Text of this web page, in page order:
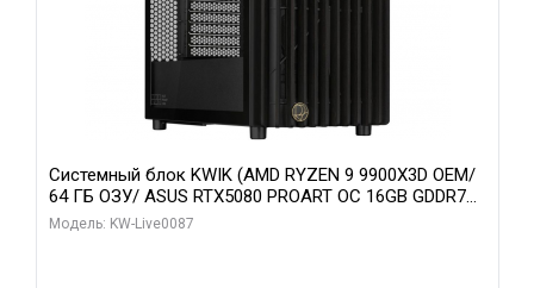
Системный блок KWIK (AMD RYZEN 9 9900X3D OEM/
64 ГБ ОЗУ/ ASUS RTX5080 PROART OC 16GB GDDR7
256bit Type-C DP 2/ 1 ТБ SSD)
Модель: KW-Live0087